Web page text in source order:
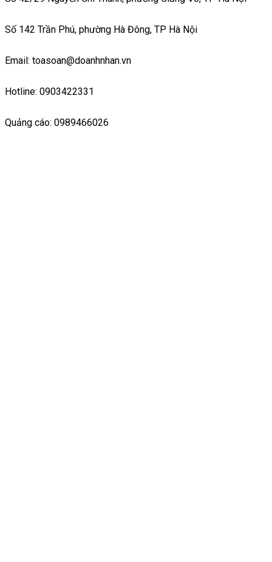
Số 142 Trần Phú, phường Hà Đông, TP Hà Nội
Email: toasoan@doanhnhan.vn
Hotline: 0903422331
Quảng cáo: 0989466026